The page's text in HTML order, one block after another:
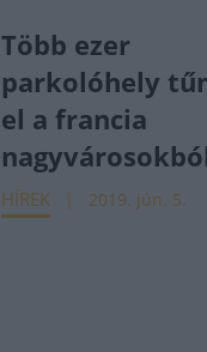
Több ezer
parkolóhely
el a francia
HÍREK 2019. jún. 5.